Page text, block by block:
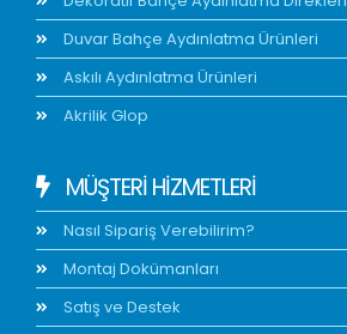
Duvar Bahçe Aydınlatma Ürünleri
Askılı Aydınlatma Ürünleri
Akrilik Glop
MÜŞTERİ HİZMETLERİ
Nasıl Sipariş Verebilirim?
Montaj Dokümanları
Satış ve Destek